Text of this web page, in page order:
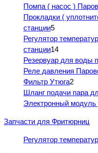
Помпа ( насос )
Прокладки (
станции5
Регулятор
станции14
Резервуар для воды
Реле давления
Фильтр Утюга2
Шланг подачи пара
Электронный модуль
Запчасти для Фритюрниц
Регулятор